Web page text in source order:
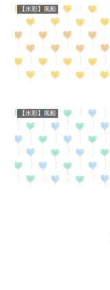
【水彩】風船
【水彩】風船